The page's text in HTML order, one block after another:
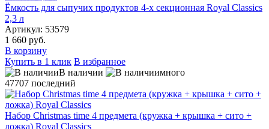
Ёмкость для сыпучих продуктов 4-х секционная Royal Classics
2,3 л
Артикул: 53579
1 660 руб.
В корзину
Купить в 1 клик В избранное
В наличии
много
47707 последний
Набор Christmas time 4 предмета (кружка + крышка + сито +
ложка) Royal Classics